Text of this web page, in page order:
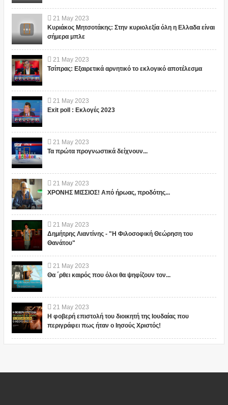
21 May 2023
Κυριάκος Μητσοτάκης: Στην κυριολεξία όλη η Ελλαδα είναι
σήμερα μπλε
21 May 2023
Τσίπρας: Εξαιρετικά αρνητικό το εκλογικό αποτέλεσμα
21 May 2023
Exit poll : Εκλογές 2023
21 May 2023
Τα πρώτα προγνωστικά δείχνουν...
21 May 2023
ΧΡΟΝΗΣ ΜΙΣΣΙΟΣ! Από ήρωας, προδότης...
21 May 2023
Δημήτρης Λιαντίνης - "Η Φιλοσοφική Θεώρηση του
Θανάτου"
21 May 2023
Θα ΄ρθει καιρός που όλοι θα ψηφίζουν τον...
21 May 2023
Η φοβερή επιστολή του διοικητή της Ιουδαίας που
περιγράφει πως ήταν ο Ιησούς Χριστός!